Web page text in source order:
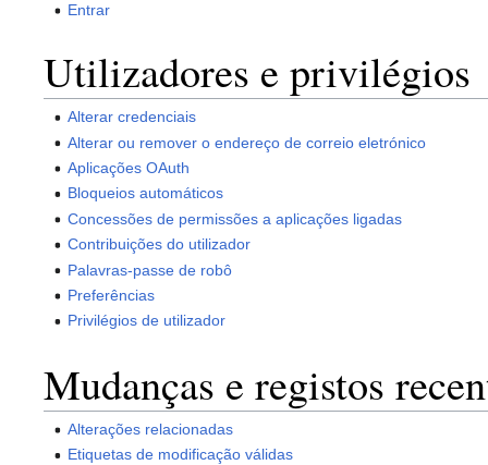
Entrar
Utilizadores e privilégios
Alterar credenciais
Alterar ou remover o endereço de correio eletrónico
Aplicações OAuth
Bloqueios automáticos
Concessões de permissões a aplicações ligadas
Contribuições do utilizador
Palavras-passe de robô
Preferências
Privilégios de utilizador
Mudanças e registos
Alterações relacionadas
Etiquetas de modificação válidas